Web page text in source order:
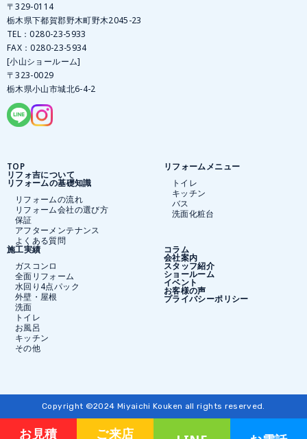
お見積 ご来店
〒329-0114
栃木県下都賀郡野木町野木2045-23
TEL：0280-23-5933
FAX：0280-23-5934
[小山ショールーム]
〒323-0029
栃木県小山市城北6-4-2
TOP
リフォ吉について
リフォームの基礎知識
リフォームの流れ
リフォーム会社の選び方
保証
アフターメンテナンス
よくある質問
リフォームメニュー
トイレ
キッチン
バス
洗面化粧台
施工実績
ガスコンロ
全面リフォーム
水回り4点パック
外壁・屋根
洗面
トイレ
お風呂
キッチン
その他
コラム
会社案内
スタッフ紹介
ショールーム
イベント
お客様の声
プライバシーポリシー
Copyright ©2024 Miyaichi Kouken all rights reserved.